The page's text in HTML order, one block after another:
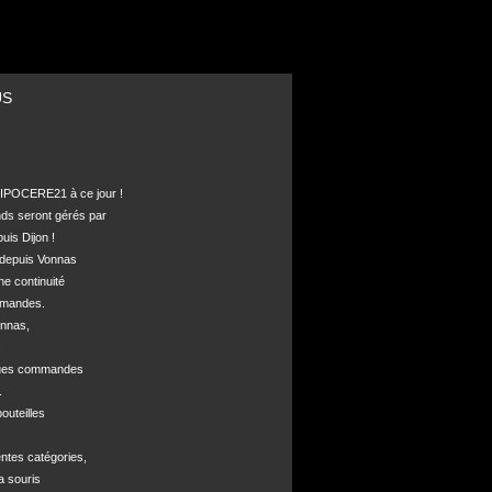
à ce jour !
seront gérés par
Dijon !
Vonnas
continuité
commandes
catégories,
souris